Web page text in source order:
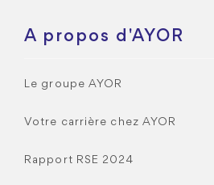
A propos d'AYOR
Le groupe AYOR
Votre carrière chez AYOR
Rapport RSE 2024